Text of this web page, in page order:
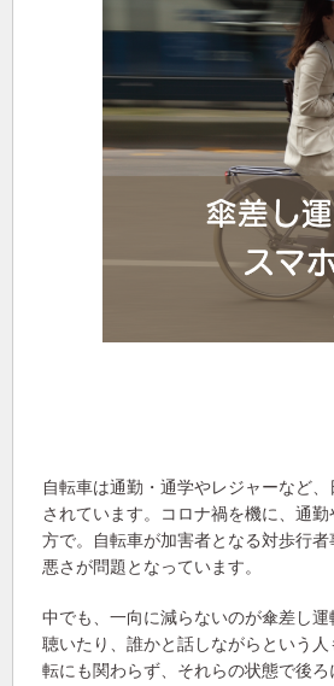
自転車は通勤・通学やレジャーなど
されています。コロナ禍を機に、通
方で。自転車が加害者となる対歩行
悪さが問題となっています。
中でも、一向に減らないのが傘差し
聴いたり、誰かと話しながらという
転にも関わらず、それらの状態で後